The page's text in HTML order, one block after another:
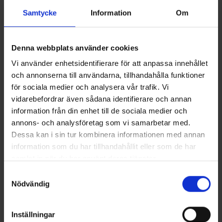
Samtycke Information Om
Denna webbplats använder cookies
Vi använder enhetsidentifierare för att anpassa innehållet
och annonserna till användarna, tillhandahålla funktioner
för sociala medier och analysera vår trafik. Vi
vidarebefordrar även sådana identifierare och annan
information från din enhet till de sociala medier och
annons- och analysföretag som vi samarbetar med.
Dessa kan i sin tur kombinera informationen med annan
information som du har tillhandahållit eller som de har
Nödvändig
Inställningar
OrganoTex ShoeCare Cleaner
13 €
Coolmax-sukat
Alk.6,50 €
Samankaltaiset tuotteet